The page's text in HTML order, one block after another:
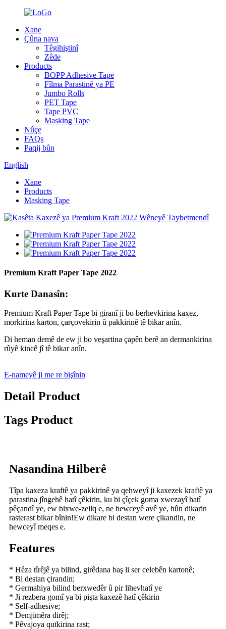
Xane
Çûna nava
Têgihiştinî
Zêde
Products
BOPP Adhesive Tape
Fîlma Parastinê ya PE
Jumbo Rolls
PET Tape
Tape PVC
Masking Tape
Nûçe
FAQs
Paqij bûn
English
Xane
Products
Masking Tape
Premium Kraft Paper Tape 2022
Kurte Danasîn:
Premium Kraft Paper Tape bi giranî ji bo berhevkirina kaxez,
morkirina karton, çarçovekirin û pakkirinê tê bikar anîn.
Di heman demê de ew ji bo veşartina çapên berê an dermankirina
rûyê kincê jî tê bikar anîn.
E-nameyê ji me re bişînin
Detail Product
Tags Product
Nasandina Hilberê
Tîpa kaxeza kraftê ya pakkirinê ya qehweyî ji kaxezek kraftê ya
parastina jîngehê hatî çêkirin, ku bi çîçek goma xwezayî hatî
pêçandî ye, ew bixwe-zeliq e, ne hewceyê avê ye, hûn dikarin
rasterast bikar bînin!Ew dikare bi destan were çikandin, ne
hewceyî meqes e.
Features
* Hêza tîrêjê ya bilind, girêdana baş li ser celebên kartonê;
* Bi destan çirandin;
* Germahiya bilind berxwedêr û pir lihevhatî ye
* Ji rezbera gomî ya bi pişta kaxezê hatî çêkirin
* Self-adhesive;
* Demjimêra dirêj;
* Pêvajoya qutkirina rast;